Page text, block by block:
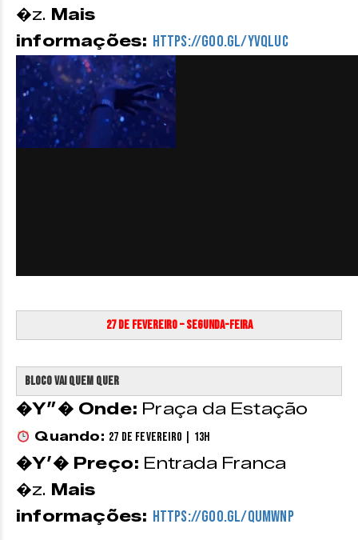
�z. Mais
informações: https://goo.gl/yvqLuC
27 de Fevereiro – Segunda-feira
Bloco Vai Quem Quer
�Y”� Onde: Praça da Estação
Quando: 27 de Fevereiro | 13h
�Y’� Preço: Entrada Franca
�z. Mais
informações: https://goo.gl/quMwnp